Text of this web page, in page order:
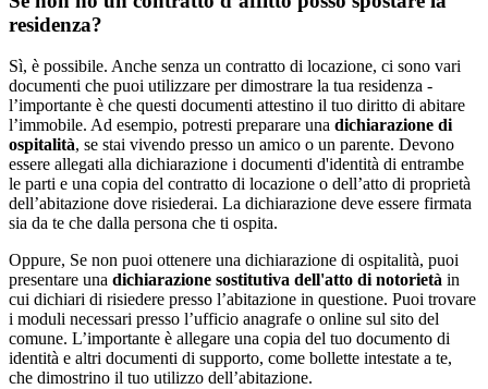
residenza?
Sì, è possibile. Anche senza un contratto di locazione, ci sono vari
documenti che puoi utilizzare per dimostrare la tua residenza -
l’importante è che questi documenti attestino il tuo diritto di abitare
l’immobile. Ad esempio, potresti preparare una dichiarazione di
ospitalità, se stai vivendo presso un amico o un parente. Devono
essere allegati alla dichiarazione i documenti d'identità di entrambe
le parti e una copia del contratto di locazione o dell’atto di proprietà
dell’abitazione dove risiederai. La dichiarazione deve essere firmata
sia da te che dalla persona che ti ospita.
Oppure, Se non puoi ottenere una dichiarazione di ospitalità, puoi
presentare una dichiarazione sostitutiva dell'atto di notorietà in
cui dichiari di risiedere presso l’abitazione in questione. Puoi trovare
i moduli necessari presso l’ufficio anagrafe o online sul sito del
comune. L’importante è allegare una copia del tuo documento di
identità e altri documenti di supporto, come bollette intestate a te,
che dimostrino il tuo utilizzo dell’abitazione.